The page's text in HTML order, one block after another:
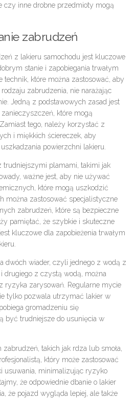
czy inne drobne przedmioty mogą
zabrudzeń
z lakieru samochodu jest kluczowe
stanie i zapobiegania trwałym
technik, które można zastosować, aby
zabrudzenia, nie narażając
Jedną z podstawowych zasad jest
które mogą
tego, należy korzystać z
i miękkich ściereczek, aby
powierzchni lakieru.
trudniejszymi plamami, takimi jak
ważne jest, aby nie używać
które mogą uszkodzić
można zastosować specjalistyczne
zabrudzeń, które są bezpieczne
pamiętać, że szybkie i skuteczne
kluczowe dla zapobieżenia trwałym
dwóch wiader, czyli jednego z wodą z
drugiego z czystą wodą, można
ryzyka zarysowań. Regularne mycie
tylko pozwala utrzymać lakier w
gromadzeniu się
być trudniejsze do usunięcia w
takich jak rdza lub smoła,
który może zastosować
usuwania, minimalizując ryzyko
że odpowiednie dbanie o lakier
że pojazd wygląda lepiej, ale także